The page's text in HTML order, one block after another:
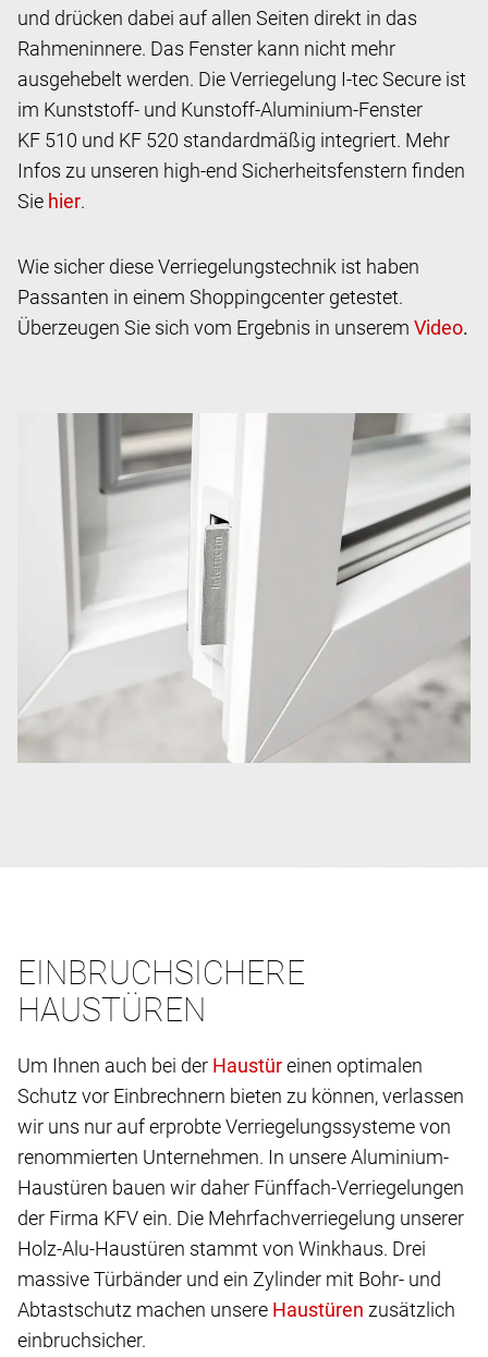
und drücken dabei auf allen Seiten direkt in das
Rahmeninnere. Das Fenster kann nicht mehr
ausgehebelt werden. Die Verriegelung I-tec Secure ist
im Kunststoff- und Kunstoff-Aluminium-Fenster
KF 510 und KF 520 standardmäßig integriert. Mehr
Infos zu unseren high-end Sicherheitsfenstern finden
Sie
.
Wie sicher diese Verriegelungstechnik ist haben
Passanten in einem Shoppingcenter getestet.
Überzeugen Sie sich vom Ergebnis in unserem
.
EINBRUCHSICHERE
HAUSTÜREN
Um Ihnen auch bei der
einen optimalen
Schutz vor Einbrechnern bieten zu können, verlassen
wir uns nur auf erprobte Verriegelungssysteme von
renommierten Unternehmen. In unsere Aluminium-
Haustüren bauen wir daher Fünffach-Verriegelungen
der Firma KFV ein. Die Mehrfachverriegelung unserer
Holz-Alu-Haustüren stammt von Winkhaus. Drei
massive Türbänder und ein Zylinder mit Bohr- und
Abtastschutz machen unsere
zusätzlich
einbruchsicher.